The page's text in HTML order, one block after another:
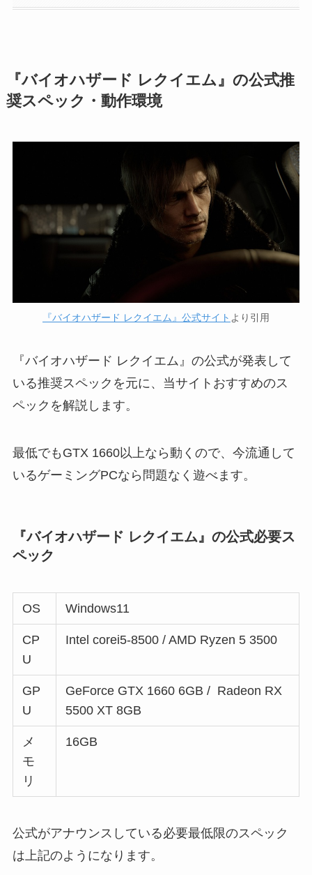
『バイオハザード レクイエム』の公式推
奨スペック・動作環境
『バイオハザード レクイエム』公式サイト より引用
『バイオハザード レクイエム』の公式が発表して
いる推奨スペックを元に、当サイトおすすめのス
ペックを解説します。
最低でもGTX 1660以上なら動くので、今流通して
いるゲーミングPCなら問題なく遊べます。
『バイオハザード レクイエム』の公式必要ス
ペック
OS Windows11
CP
U
Intel corei5-8500 / AMD Ryzen 5 3500
GP
U
GeForce GTX 1660 6GB / Radeon RX
5500 XT 8GB
メ
モ
リ
16GB
公式がアナウンスしている必要最低限のスペック
は上記のようになります。